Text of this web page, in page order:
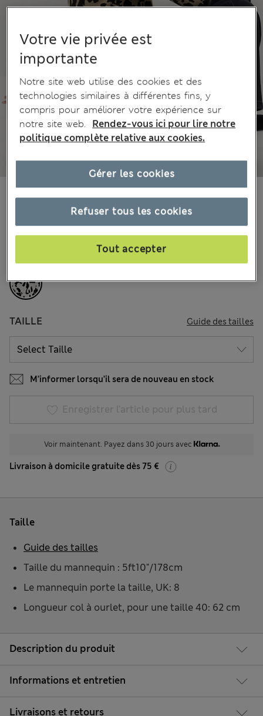
234 les commentaires reçus
€27,00
TAILLE Guide des tailles
M’informer lorsqu’il sera de nouveau en stock
Enregistrer l’article pour plus tard
Voir maintenant. Payez dans 30 jours avec
Livraison à domicile gratuite dès 75 €
Description du produit
Informations et entretien
Livraisons et retours
Taille
Taille du mannequin : 5ft10"/178cm
Le mannequin porte la taille, UK: 8
Longueur col à ourlet, pour une taille 40: 62 cm
Guide des tailles
Votre vie privée est
importante
Notre site web utilise des cookies et des
technologies similaires à différentes fins, y
compris pour améliorer votre expérience sur
notre site web.
Rendez-vous ici pour lire notre
politique complète relative aux cookies.
Refuser tous les cookies
Tout accepter
Gérer les cookies